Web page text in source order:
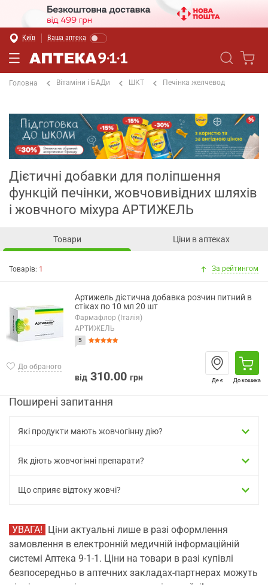
Київ Ваша аптека
Головна Вітаміни і БАДи ШКТ Печінка желчевод
Дієтичні добавки для поліпшення
функцій печінки, жовчовивідних шляхів
і жовчного міхура АРТИЖЕЛЬ
Товари Ціни в аптеках
Товарів: 1 За рейтингом
До обраного
Артижель дієтична добавка розчин питний в
стіках по 10 мл 20 шт
Фармафлор (Італія)
АРТИЖЕЛЬ
5
від 310.00 грн Де є До кошика
Поширені запитання
Які продукти мають жовчогінну дію?
Як діють жовчогінні препарати?
Що сприяє відтоку жовчі?
УВАГА!
Ціни актуальні лише в разі оформлення
замовлення в електронній медичній інформаційній
системі Аптека 9-1-1. Ціни на товари в разі купівлі
безпосередньо в аптечних закладах-партнерах можуть